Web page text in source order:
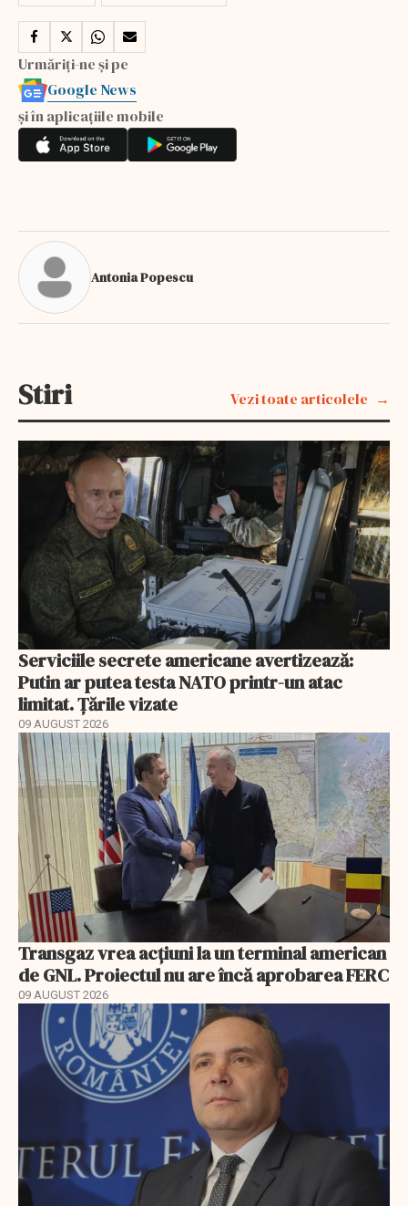
Urmăriți-ne și pe
Google News
și în aplicațiile mobile
Antonia Popescu
Stiri Vezi toate articolele
Serviciile secrete americane avertizează:
Putin ar putea testa NATO printr-un atac
limitat. Țările vizate
09 AUGUST 2026
Transgaz vrea acțiuni la un terminal american
de GNL. Proiectul nu are încă aprobarea FERC
09 AUGUST 2026